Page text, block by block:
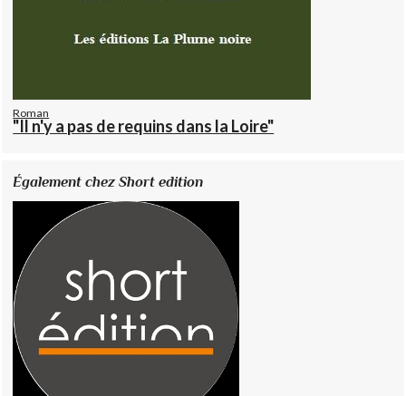
Roman
"Il n'y a pas de requins dans la Loire"
Également chez Short edition